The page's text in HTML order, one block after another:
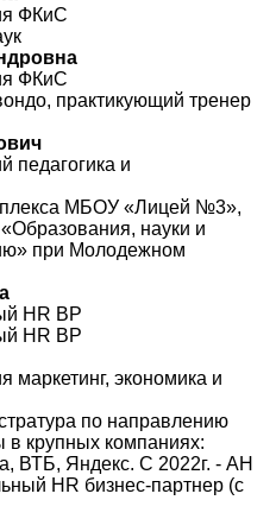
ФКиС
ФКиС
практикующий тренер
педагогика и
МБОУ «Лицей №3»,
науки и
при Молодежном
HR BP
HR BP
маркетинг, экономика и
по направлению
крупных компаниях:
ВТБ, Яндекс. С 2022г. - АН
HR бизнес-партнер (с